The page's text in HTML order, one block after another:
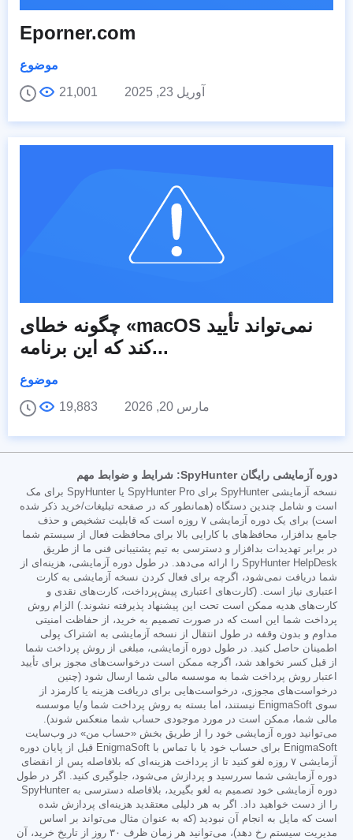
Eporner.com
موضوع
آوریل 23, 2025
21,001
چگونه خطای «macOS نمی‌تواند تأیید
کند که این برنامه...
موضوع
مارس 20, 2026
19,883
دوره آزمایشی رایگان SpyHunter: شرایط و ضوابط مهم
نسخه آزمایشی SpyHunter برای SpyHunter Pro یا SpyHunter برای مک
است و شامل چندین دستگاه (همانطور که در صفحه تبلیغات/خرید ذکر شده
است) برای یک دوره آزمایشی ۷ روزه است که قابلیت تشخیص و حذف
جامع بدافزار، محافظ‌های با کارایی بالا برای محافظت فعال از سیستم شما
در برابر تهدیدات بدافزار و دسترسی به تیم پشتیبانی فنی ما از طریق
SpyHunter HelpDesk را ارائه می‌دهد. در طول دوره آزمایشی، هزینه‌ای از
شما دریافت نمی‌شود، اگرچه برای فعال کردن نسخه آزمایشی به کارت
اعتباری نیاز است. (کارت‌های اعتباری پیش‌پرداخت، کارت‌های نقدی و
کارت‌های هدیه ممکن است تحت این پیشنهاد پذیرفته نشوند.) الزام روش
پرداخت شما این است که در صورت تصمیم به خرید، از حفاظت امنیتی
مداوم و بدون وقفه در طول انتقال از نسخه آزمایشی به اشتراک پولی
اطمینان حاصل کنید. در طول دوره آزمایشی، مبلغی از روش پرداخت شما
از قبل کسر نخواهد شد، اگرچه ممکن است درخواست‌های مجوز برای تأیید
اعتبار روش پرداخت شما به موسسه مالی شما ارسال شود (چنین
درخواست‌های مجوزی، درخواست‌هایی برای دریافت هزینه یا کارمزد از
سوی EnigmaSoft نیستند، اما بسته به روش پرداخت شما و/یا موسسه
مالی شما، ممکن است در مورد موجودی حساب شما منعکس شوند).
می‌توانید دوره آزمایشی خود را از طریق بخش «حساب من» در وب‌سایت
EnigmaSoft برای حساب خود یا با تماس با EnigmaSoft قبل از پایان دوره
آزمایشی ۷ روزه لغو کنید تا از پرداخت هزینه‌ای که بلافاصله پس از انقضای
دوره آزمایشی شما سررسید و پردازش می‌شود، جلوگیری کنید. اگر در طول
دوره آزمایشی خود تصمیم به لغو بگیرید، بلافاصله دسترسی به SpyHunter
را از دست خواهید داد. اگر به هر دلیلی معتقدید هزینه‌ای پردازش شده
است که مایل به انجام آن نبودید (که به عنوان مثال می‌تواند بر اساس
مدیریت سیستم رخ دهد)، می‌توانید هر زمان ظرف ۳۰ روز از تاریخ خرید، آن